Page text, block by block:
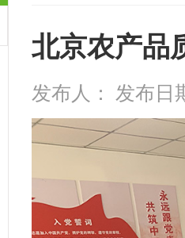
北京农产品
发布人： 发布日